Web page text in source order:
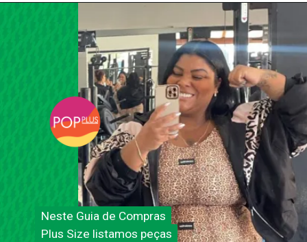
Neste Guia de Compras
Plus Size listamos peças
Neste Guia de Compras
Plus Size listamos peças